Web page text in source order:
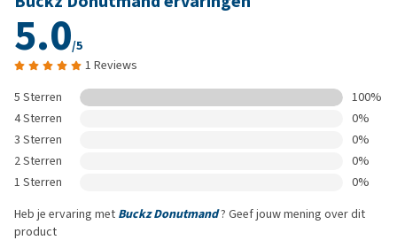
5.0/5
1 Reviews
5 Sterren
100%
4 Sterren
0%
3 Sterren
0%
2 Sterren
0%
1 Sterren
0%
Heb je ervaring met Buckz Donutmand? Geef jouw mening over dit
product